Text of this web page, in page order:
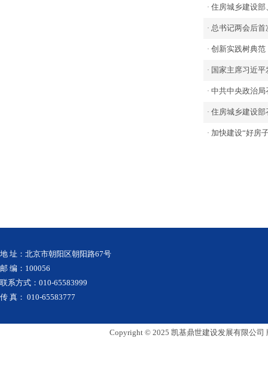
· 住房城乡建设
· 总书记两会后
· 创新实践树典
· 国家主席习近
· 中共中央政治
· 住房城乡建设
· 加快建设“好房
地 址：北京市朝阳区朝阳路67号
邮 编：100056
联系方式：010-65583999
传 真： 010-65583777
Copyright © 2025 凯基鼎世建设发展有限公司